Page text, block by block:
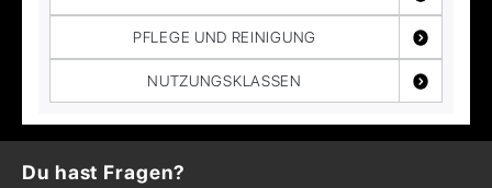
PFLEGE UND REINIGUNG
NUTZUNGSKLASSEN
Du hast Fragen?